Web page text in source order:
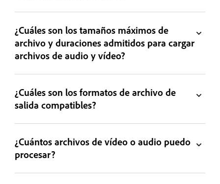
¿Cuáles son los tamaños máximos de
archivo y duraciones admitidos para cargar
archivos de audio y vídeo?
¿Cuáles son los formatos de archivo de
salida compatibles?
¿Cuántos archivos de vídeo o audio puedo
procesar?